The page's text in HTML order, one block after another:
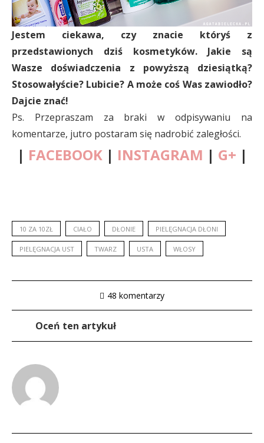
Jestem ciekawa, czy znacie któryś z
przedstawionych dziś kosmetyków. Jakie są
Wasze doświadczenia z powyższą dziesiątką?
Stosowałyście? Lubicie? A może coś Was zawiodło?
Dajcie znać!
Ps. Przepraszam za braki w odpisywaniu na
komentarze, jutro postaram się nadrobić zaległości.
| FACEBOOK| INSTAGRAM | G+ |
10 ZA 10ZŁ CIAŁO DŁONIE PIELĘGNACJA DŁONI
PIELĘGNACJA UST TWARZ USTA WŁOSY
48 komentarzy
Oceń ten artykuł